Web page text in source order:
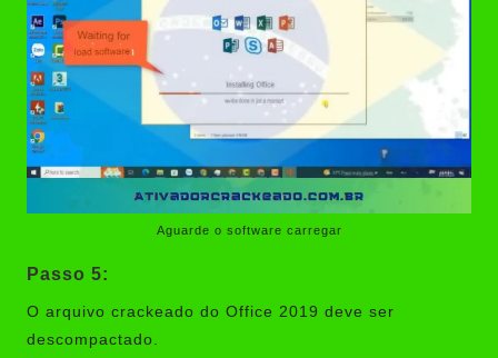
Aguarde o software carregar
Passo 5:
O arquivo crackeado do Office 2019 deve ser
descompactado.